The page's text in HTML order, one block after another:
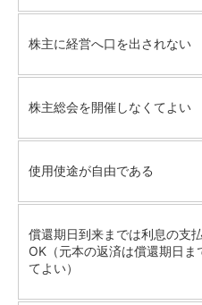
株主に経営へ口を出されない
株主総会を開催しなくてよい
使用使途が自由である
償還期日到来までは利息の支
OK（元本の返済は償還期日ま
てよい）